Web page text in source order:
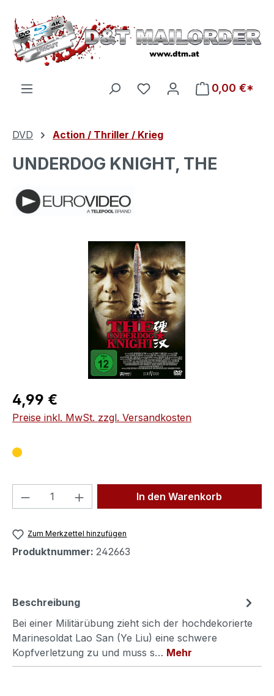
Zum Hauptinhalt springen
Du hast 0 Produkte auf
0,00 €*
DVD Action / Thriller / Krieg
UNDERDOG KNIGHT, THE
Bildergalerie überspringen
Regulärer Preis:
4,99 €
Preise inkl. MwSt. zzgl. Versandkosten
Produkt Anzahl: Gib denIn den Warenkorb
Zum Merkzettel hinzufügen
Produktnummer: 242663
Beschreibung
Bei einer Militärübung zieht sich der hochdekorierte
Marinesoldat Lao San (Ye Liu) eine schwere
Kopfverletzung zu und muss s… Mehr